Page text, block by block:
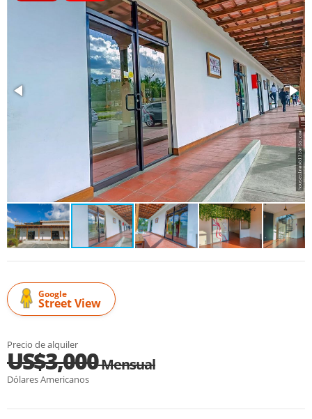
Google
Street View
Precio de alquiler
US$3,000Mensual
Dólares Americanos